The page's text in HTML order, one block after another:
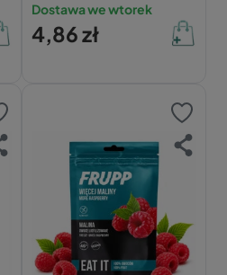
cukru
Dostawa we wtorek
4,86 zł